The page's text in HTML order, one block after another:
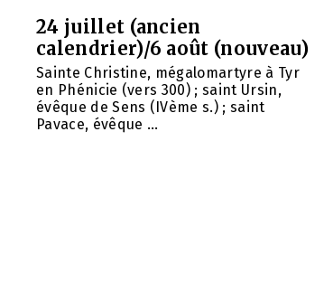
24 juillet (ancien
calendrier)/6 août (nouveau)
Sainte Christine, mégalomartyre à Tyr
en Phénicie (vers 300) ; saint Ursin,
évêque de Sens (IVème s.) ; saint
Pavace, évêque ...